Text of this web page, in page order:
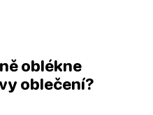
oblékne
oblečení?